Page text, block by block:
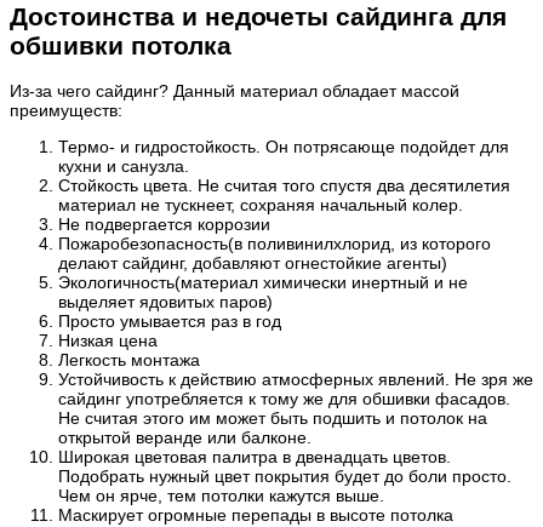
Достоинства и недочеты сайдинга для
обшивки потолка
Из-за чего сайдинг? Данный материал обладает массой
преимуществ:
Термо- и гидростойкость. Он потрясающе подойдет для
кухни и санузла.
Стойкость цвета. Не считая того спустя два десятилетия
материал не тускнеет, сохраняя начальный колер.
Не подвергается коррозии
Пожаробезопасность(в поливинилхлорид, из которого
делают сайдинг, добавляют огнестойкие агенты)
Экологичность(материал химически инертный и не
выделяет ядовитых паров)
Просто умывается раз в год
Низкая цена
Легкость монтажа
Устойчивость к действию атмосферных явлений. Не зря же
сайдинг употребляется к тому же для обшивки фасадов.
Не считая этого им может быть подшить и потолок на
открытой веранде или балконе.
Широкая цветовая палитра в двенадцать цветов.
Подобрать нужный цвет покрытия будет до боли просто.
Чем он ярче, тем потолки кажутся выше.
Маскирует огромные перепады в высоте потолка